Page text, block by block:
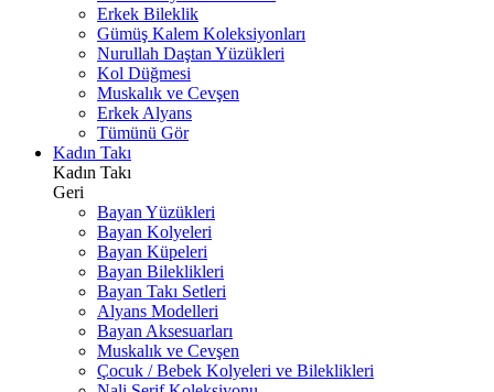
Erkek Bileklik
Gümüş Kalem Koleksiyonları
Nurullah Daştan Yüzükleri
Kol Düğmesi
Muskalık ve Cevşen
Erkek Alyans
Tümünü Gör
Kadın Takı
Kadın Takı
Geri
Bayan Yüzükleri
Bayan Kolyeleri
Bayan Küpeleri
Bayan Bileklikleri
Bayan Takı Setleri
Alyans Modelleri
Bayan Aksesuarları
Muskalık ve Cevşen
Çocuk / Bebek Kolyeleri ve Bileklikleri